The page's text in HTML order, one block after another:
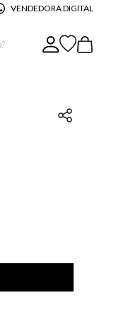
VENDEDORA DIGITAL